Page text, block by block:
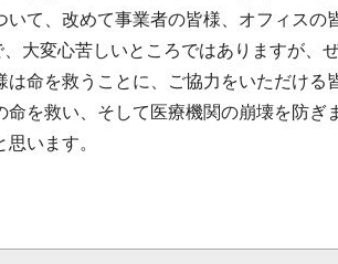
て、改めて事業者の皆様、オフィスの
大変心苦しいところではありますが、
命を救うことに、ご協力をいただけ
を救い、そして医療機関の崩壊を防
います。